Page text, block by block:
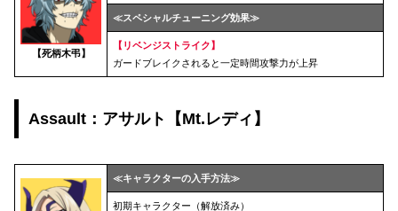
【死柄木弔】
≪スペシャルチューニング効果≫
【リベンジストライク】
ガードブレイクされると一定時間攻撃力が上昇
Assault：アサルト【Mt.レディ】
≪キャラクターの入手方法≫
初期キャラクター（解放済み）